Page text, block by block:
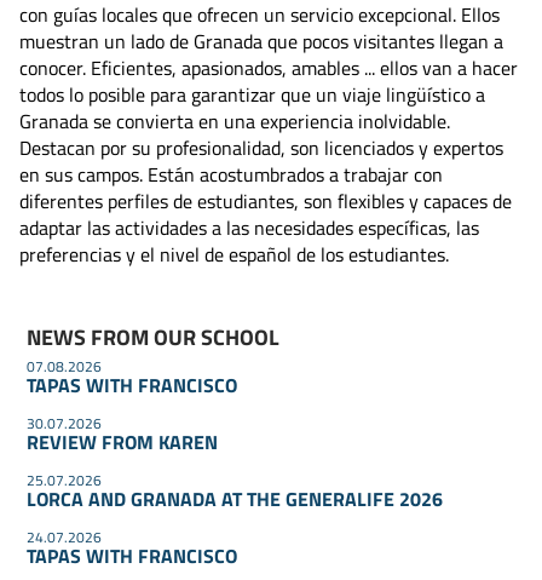
con guías locales que ofrecen un servicio excepcional. Ellos
muestran un lado de Granada que pocos visitantes llegan a
conocer. Eficientes, apasionados, amables ... ellos van a hacer
todos lo posible para garantizar que un viaje lingüístico a
Granada se convierta en una experiencia inolvidable.
Destacan por su profesionalidad, son licenciados y expertos
en sus campos. Están acostumbrados a trabajar con
diferentes perfiles de estudiantes, son flexibles y capaces de
adaptar las actividades a las necesidades específicas, las
preferencias y el nivel de español de los estudiantes.
NEWS FROM OUR SCHOOL
07.08.2026
TAPAS WITH FRANCISCO
30.07.2026
REVIEW FROM KAREN
25.07.2026
LORCA AND GRANADA AT THE GENERALIFE 2026
24.07.2026
TAPAS WITH FRANCISCO